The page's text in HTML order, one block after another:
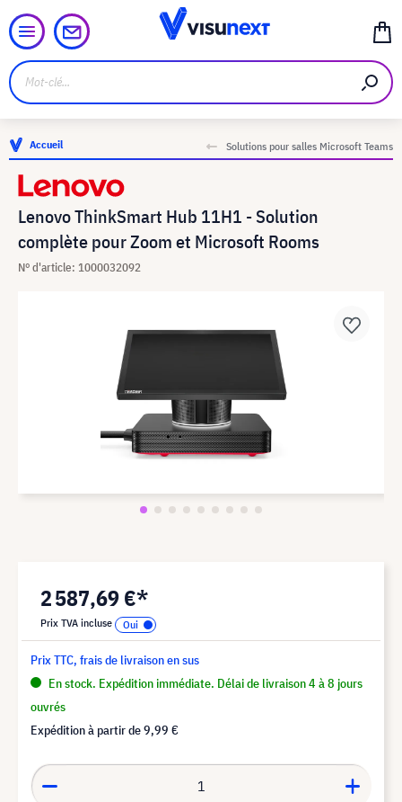
Accueil Solutions pour salles Microsoft Teams
Lenovo ThinkSmart Hub 11H1 - Solution
complète pour Zoom et Microsoft Rooms
N° d'article: 1000032092
2 587,69 €*
Prix TVA incluse
Prix TTC, frais de livraison en sus
En stock. Expédition immédiate. Délai de livraison 4 à 8 jours
ouvrés
Expédition à partir de9,99 €